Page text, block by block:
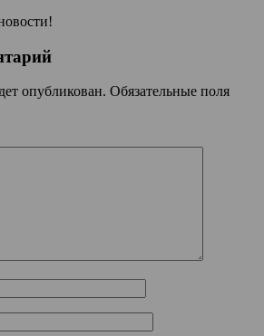
опубликован. Обязательные поля